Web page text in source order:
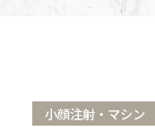
小顔注射・マシン